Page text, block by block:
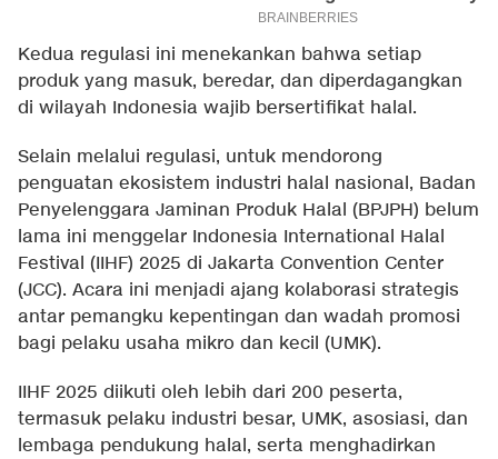
Kedua regulasi ini menekankan bahwa setiap
produk yang masuk, beredar, dan diperdagangkan
di wilayah Indonesia wajib bersertifikat halal.
Selain melalui regulasi, untuk mendorong
penguatan ekosistem industri halal nasional, Badan
Penyelenggara Jaminan Produk Halal (BPJPH) belum
lama ini menggelar Indonesia International Halal
Festival (IIHF) 2025 di Jakarta Convention Center
(JCC). Acara ini menjadi ajang kolaborasi strategis
antar pemangku kepentingan dan wadah promosi
bagi pelaku usaha mikro dan kecil (UMK).
IIHF 2025 diikuti oleh lebih dari 200 peserta,
termasuk pelaku industri besar, UMK, asosiasi, dan
lembaga pendukung halal, serta menghadirkan